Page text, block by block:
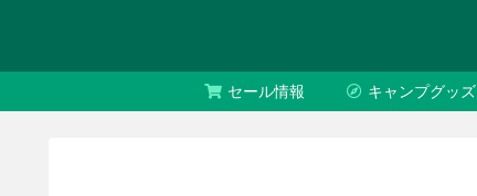
セール情報 キャンプグッズ